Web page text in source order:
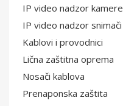
IP video nadzor kamere
IP video nadzor snimači
Kablovi i provodnici
Lična zaštitna oprema
Nosači kablova
Prenaponska zaštita